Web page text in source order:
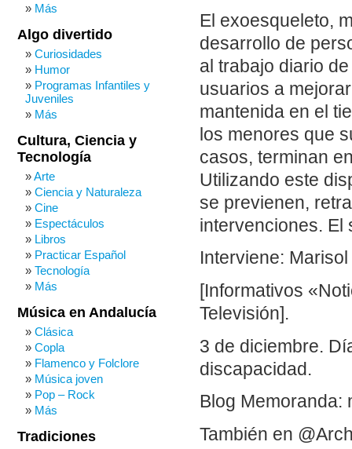
El exoesqueleto,
desarrollo de
al trabajo diario
usuarios a
mantenida en el
los menores que
casos, terminan
Utilizando este
se previenen,
intervenciones. El
Interviene:
[Informativos
Televisión].
3 de diciembre.
discapacidad.
Blog Memoranda:
También en
Más
Algo divertido
Curiosidades
Humor
Programas Infantiles y
Juveniles
Más
Cultura, Ciencia y
Tecnología
Arte
Ciencia y Naturaleza
Cine
Espectáculos
Libros
Practicar Español
Tecnología
Más
Música en Andalucía
Clásica
Copla
Flamenco y Folclore
Música joven
Pop – Rock
Más
Tradiciones